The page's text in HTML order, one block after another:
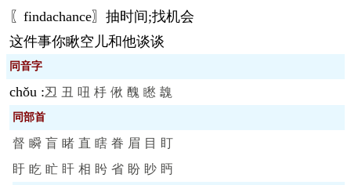
〖findachance〗抽时间;找机会
这件事你瞅空儿和他谈谈
同音字
chǒu :丒 丑 吜 杽 偢 醜 矁 魗
同部首
督 瞬 盲 睹 直 瞎 眷 眉 目
盯
盱 盵 盳 盰 相 盻 省 盼 眇 眄